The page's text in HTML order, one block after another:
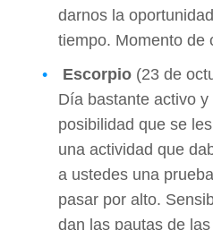
darnos la
tiempo. Momento de
Escorpio (23 de
Día bastante activo
posibilidad que se
una actividad que
a ustedes una
pasar por alto.
dan las pautas de